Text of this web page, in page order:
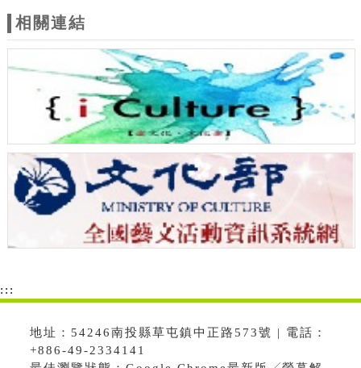
相關連結
:::
地址：54246南投縣草屯鎮中正路573號 | 電話：
+886-49-2334141